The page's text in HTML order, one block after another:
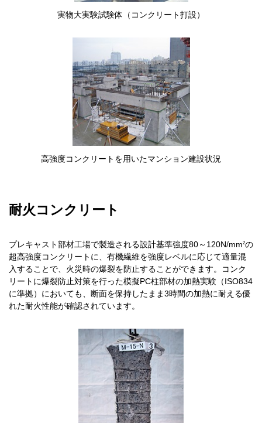
実物大実験試験体（コンクリート打設）
高強度コンクリートを用いたマンション建設状況
耐火コンクリート
プレキャスト部材工場で製造される設計基準強度80～120N/mm2の
超高強度コンクリートに、有機繊維を強度レベルに応じて適量混
入することで、火災時の爆裂を防止することができます。コンク
リートに爆裂防止対策を行った模擬PC柱部材の加熱実験（ISO834
に準拠）においても、断面を保持したまま3時間の加熱に耐える優
れた耐火性能が確認されています。